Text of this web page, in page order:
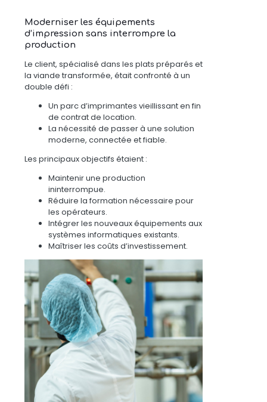
Moderniser les équipements
d’impression sans interrompre la
production
Le client, spécialisé dans les plats préparés et
la viande transformée, était confronté à un
double défi :
Un parc d’imprimantes vieillissant en fin
de contrat de location.
La nécessité de passer à une solution
moderne, connectée et fiable.
Les principaux objectifs étaient :
Maintenir une production
ininterrompue.
Réduire la formation nécessaire pour
les opérateurs.
Intégrer les nouveaux équipements aux
systèmes informatiques existants.
Maîtriser les coûts d’investissement.